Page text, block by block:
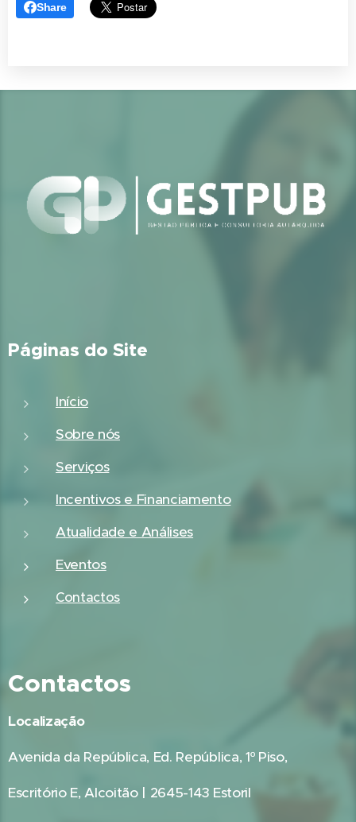
Share
Páginas do Site
Início
Sobre nós
Serviços
Incentivos e Financiamento
Atualidade e Análises
Eventos
Contactos
Contactos
Localização
Avenida da República, Ed. República, 1º Piso,
Escritório E, Alcoitão | 2645-143 Estoril